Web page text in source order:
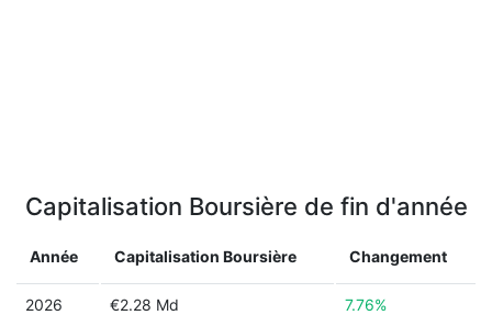
Capitalisation Boursière de fin d'année
Année Capitalisation Boursière Changement
2026 €2.28 Md 7.76%